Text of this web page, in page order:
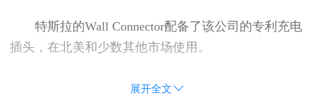
特斯拉的Wall Connector配备了该公司的专利充电
插头，在北美和少数其他市场使用。
展开全文